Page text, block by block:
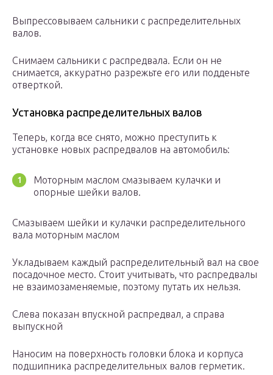
Выпрессовываем сальники с распределительных
валов.
Снимаем сальники с распредвала. Если он не
снимается, аккуратно разрежьте его или подденьте
отверткой.
Установка распределительных валов
Теперь, когда все снято, можно преступить к
установке новых распредвалов на автомобиль:
Моторным маслом смазываем кулачки и
опорные шейки валов.
Смазываем шейки и кулачки распределительного
вала моторным маслом
Укладываем каждый распределительный вал на свое
посадочное место. Стоит учитывать, что распредвалы
не взаимозаменяемые, поэтому путать их нельзя.
Слева показан впускной распредвал, а справа
выпускной
Наносим на поверхность головки блока и корпуса
подшипника распределительных валов герметик.